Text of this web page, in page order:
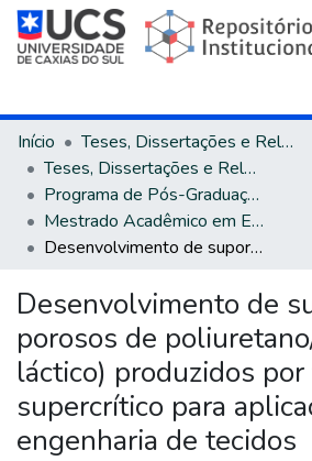
Início
Teses, Dissertações e Relatórios
Teses, Dissertações e Relatórios defendidos na UCS
Programa de Pós-Graduação em Engenharia de Processos e Tecnologias
Mestrado Acadêmico em Engenharia de Processos e Tecnologias
Desenvolvimento de suportes porosos de poliuretano/poli(ácido láctico) produzidos por fluido supercrítico para aplicação em engenharia de tecidos
Desenvolvimento de
porosos de
láctico) produzidos
supercrítico para
engenharia de tecidos